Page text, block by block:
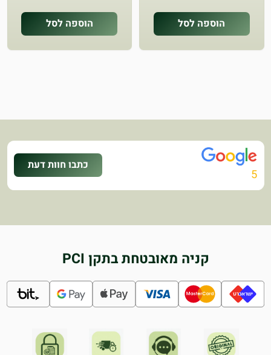
הוספה לסל
היה:
₪849.
הוא:
₪424.
הוספה לסל
5
כתבו חוות דעת
קניה מאובטחת בתקן PCI